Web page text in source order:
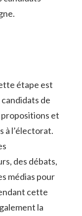
étape est
de
et
à ⁤l’électorat.​
‌des débats,
médias pour
cette
la